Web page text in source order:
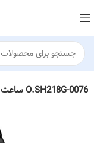
ساعت اورینتال مردانه کد O.SH218G-0076